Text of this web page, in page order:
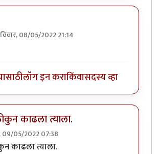
08/05/2022 21:14
लॉग इन कराकिंवासदस्य व्हा
काढला त्याला.
09/05/2022 07:38
काढला त्याला.